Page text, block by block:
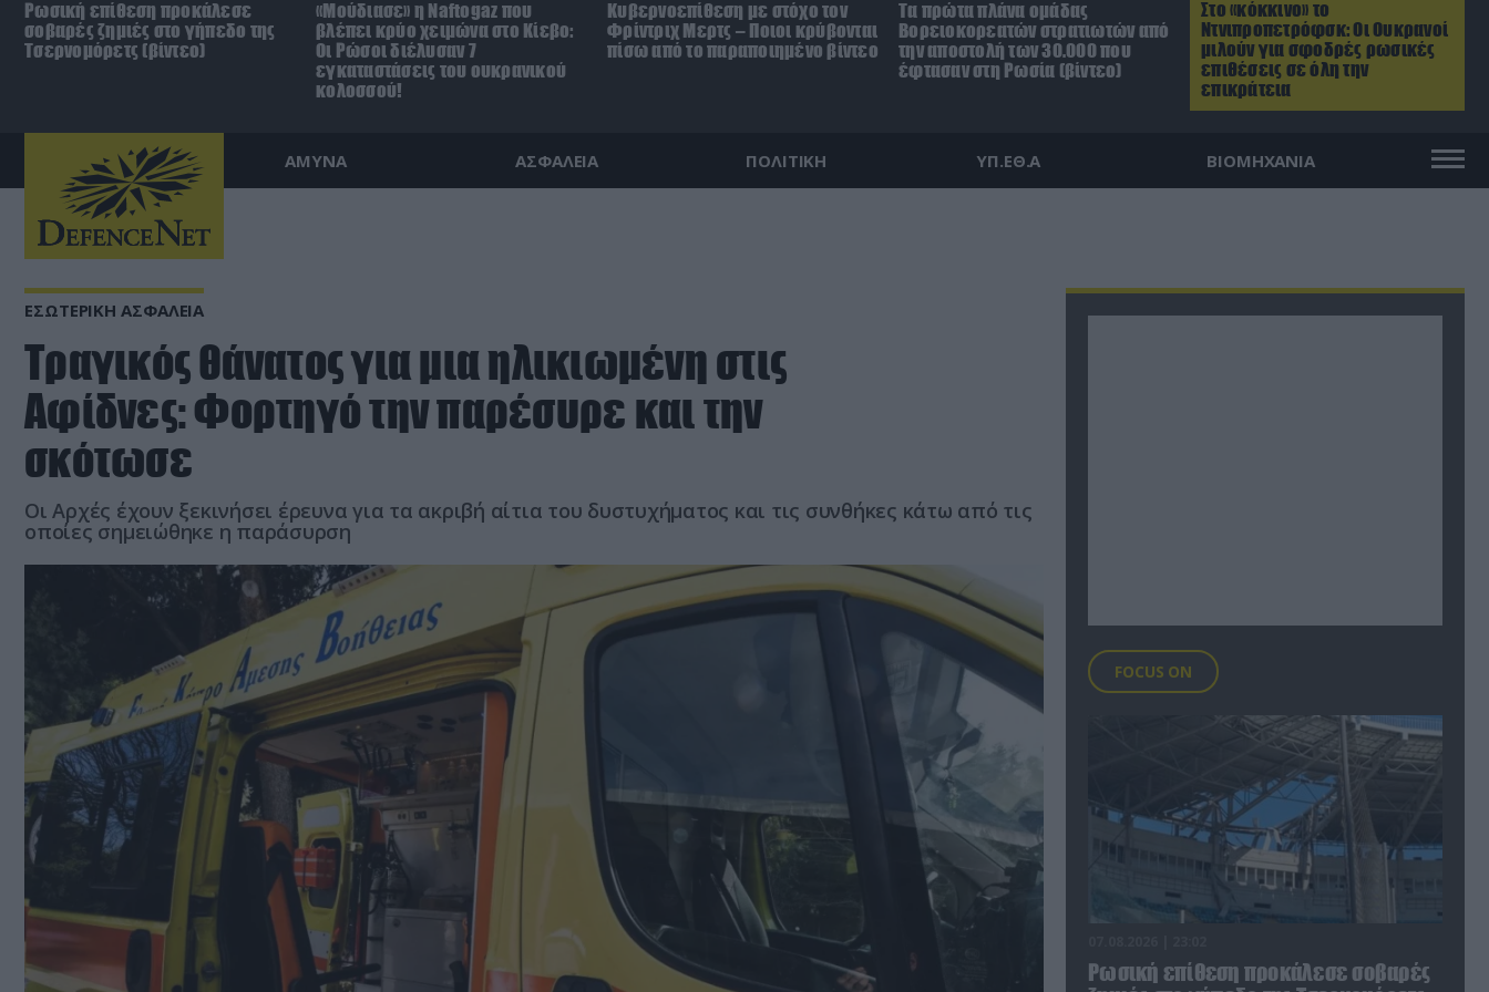
Στο «κόκκινο» το
Ντνιπροπετρόφσκ: Οι Ουκρανοί
μιλούν για σφοδρές ρωσικές
επιθέσεις σε όλη την
επικράτεια
Ρωσική επίθεση προκάλεσε
σοβαρές ζημιές στο γήπεδο της
Τσερνομόρετς (βίντεο)
«Μούδιασε» η Naftogaz που
βλέπει κρύο χειμώνα στο Κίεβο:
Οι Ρώσοι διέλυσαν 7
εγκαταστάσεις του ουκρανικού
κολοσσού!
Κυβερνοεπίθεση με στόχο τον
Φρίντριχ Μερτς – Ποιοι κρύβονται
πίσω από το παραποιημένο βίντεο
Τα πρώτα πλάνα ομάδας
Βορειοκορεατών στρατιωτών από
την αποστολή των 30.000 που
έφτασαν στη Ρωσία (βίντεο)
ΑΜΥΝΑ ΑΣΦΑΛΕΙΑ ΠΟΛΙΤΙΚΗ ΥΠ.ΕΘ.Α ΒΙΟΜΗΧΑΝΙΑ
ΕΣΩΤΕΡΙΚΗ ΑΣΦΑΛΕΙΑ
Tραγικός θάνατος για μια ηλικιωμένη στις
Αφίδνες: Φορτηγό την παρέσυρε και την
σκότωσε
Oι Αρχές έχουν ξεκινήσει έρευνα για τα ακριβή αίτια του δυστυχήματος και τις συνθήκες κάτω από τις
οποίες σημειώθηκε η παράσυρση
FOCUS ON
Ρωσική επίθεση προκάλεσε σοβαρές